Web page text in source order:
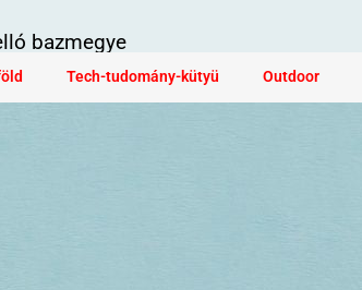
bazmegye
Tech-tudomány-kütyü Outdoor